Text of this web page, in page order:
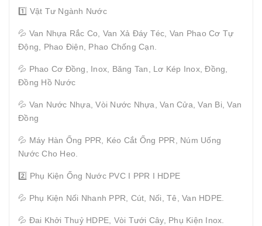
1️⃣ Vật Tư Ngành Nước
💦 Van Nhựa Rắc Co, Van Xả Đáy Téc, Van Phao Cơ Tự
Động, Phao Điện, Phao Chống Cạn.
💦 Phao Cơ Đồng, Inox, Băng Tan, Lơ Kép Inox, Đồng,
Đồng Hồ Nước
💦 Van Nước Nhựa, Vòi Nước Nhựa, Van Cửa, Van Bi, Van
Đồng
💦 Máy Hàn Ống PPR, Kéo Cắt Ống PPR, Núm Uống
Nước Cho Heo.
2️⃣ Phụ Kiện Ống Nước PVC I PPR I HDPE
💦 Phụ Kiện Nối Nhanh PPR, Cút, Nối, Tê, Van HDPE.
💦 Đai Khởi Thuỷ HDPE, Vòi Tưới Cây, Phụ Kiện Inox.